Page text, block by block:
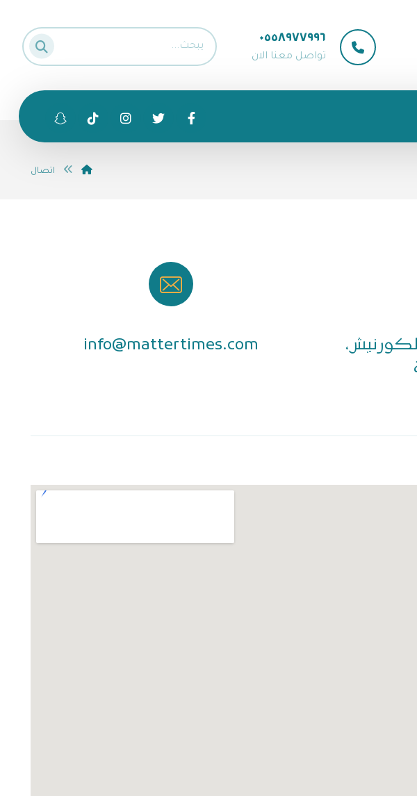
٠٥٥٨٩٧٧٩٩٦
تواصل معنا الان
اتصال
الكورنيش،
info@mattertimes.com